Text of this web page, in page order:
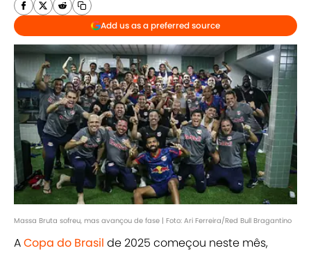
Add us as a preferred source
Massa Bruta sofreu, mas avançou de fase | Foto: Ari Ferreira/Red Bull Bragantino
ACopa do Brasil de 2025 começou neste mês,